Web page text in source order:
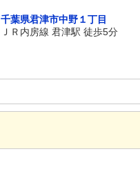
千葉県君津市中野１丁目
ＪＲ内房線 君津駅 徒歩5分